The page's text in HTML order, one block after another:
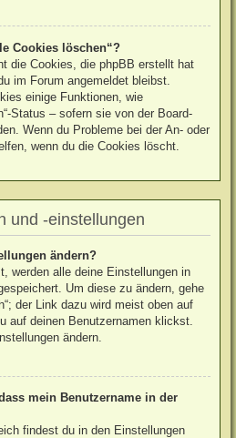
Cookies löschen“?
die Cookies, die phpBB erstellt hat
im Forum angemeldet bleibst.
einige Funktionen, wie
Status – sofern sie von der Board-
Wenn du Probleme bei der An- oder
wenn du die Cookies löscht.
und -einstellungen
ändern?
werden alle deine Einstellungen in
Um diese zu ändern, gehe
der Link dazu wird meist oben auf
auf deinen Benutzernamen klickst.
ändern.
mein Benutzername in der
findest du in den Einstellungen